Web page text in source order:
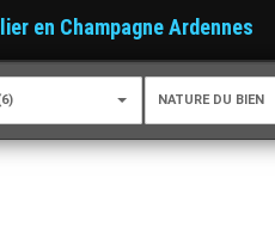
en Champagne Ardennes
NATURE DU BIEN